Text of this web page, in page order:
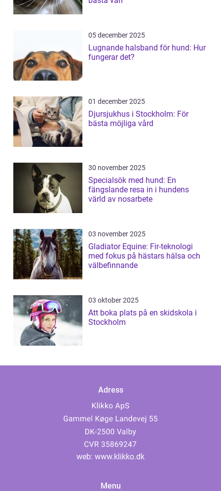
05 december 2025
Lugnande halsband för hund: Hur
fungerar det?
01 december 2025
Djursjukhus i Stockholm: För
bästa möjliga vård
30 november 2025
Specialsök med hund: En
fängslande resa in i hundens
värld av nosarbete
03 november 2025
Gladiator Equine: Fir-teknologi
med fokus på hästars hälsa och
välbefinnande
03 oktober 2025
Att boka plats på en skidskola i
Stockholm
Adress
web: www.klikko.dk
Menu